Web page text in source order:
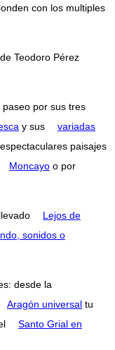
con los multiples
Teodoro Pérez
por sus tres
y sus
variadas
paisajes
Moncayo o por
Lejos de
sonidos o
desde la
Aragón universal tu
Santo Grial en